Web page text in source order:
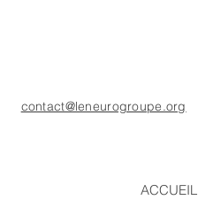
contact@leneurogroupe.org
ACCUEIL